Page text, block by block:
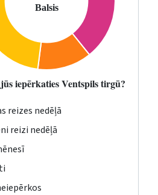
iepērkaties Ventspils tirgū?
reizes nedēļā
reizi nedēļā